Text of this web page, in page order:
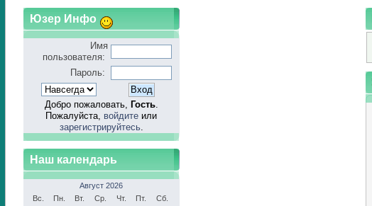
Юзер Инфо
Имя
пользователя:
Пароль:
Добро пожаловать, Гость.
Пожалуйста, войдите или
зарегистрируйтесь.
Наш календарь
Август 2026
Вс.
Пн. Вт. Ср. Чт. Пт.
Сб.